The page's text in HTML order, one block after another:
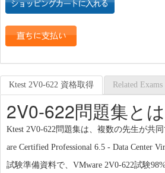
Ktest 2V0-622 資格取得 Related Exams
2V0-622問題集と
Ktest 2V0-622問題集は、複数の先生が共
are Certified Professional 6.5 - Data Center
試験準備資料で、VMware 2V0-622試験